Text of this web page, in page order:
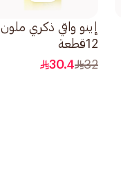
إينو واقي ذكري ملون
12قطعة
32
30.4